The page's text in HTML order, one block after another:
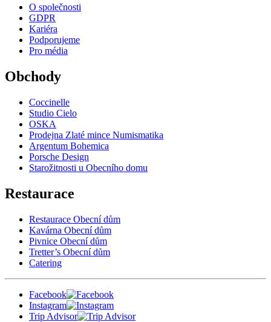
O společnosti
GDPR
Kariéra
Podporujeme
Pro média
Obchody
Coccinelle
Studio Cielo
OSKA
Prodejna Zlaté mince Numismatika
Argentum Bohemica
Porsche Design
Starožitnosti u Obecního domu
Restaurace
Restaurace Obecní dům
Kavárna Obecní dům
Pivnice Obecní dům
Tretter’s Obecní dům
Catering
Facebook
Instagram
Trip Advisor